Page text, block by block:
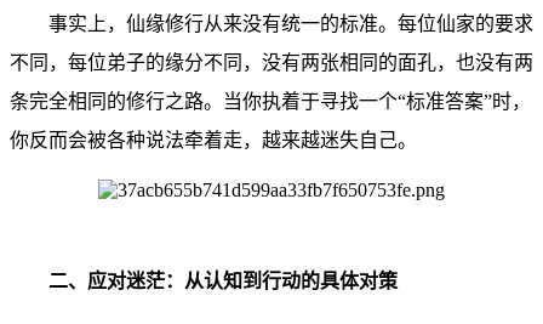
事实上，仙缘修行从来没有统一的标准。每位仙家的要求
不同，每位弟子的缘分不同，没有两张相同的面孔，也没有两
条完全相同的修行之路。当你执着于寻找一个“标准答案”时，
你反而会被各种说法牵着走，越来越迷失自己。
二、应对迷茫：从认知到行动的具体对策